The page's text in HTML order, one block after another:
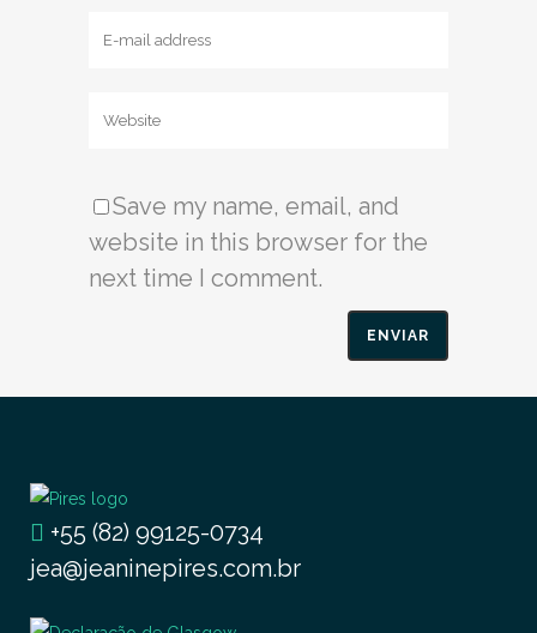
Save my name, email, and
website in this browser for the
next time I comment.
+55 (82) 99125-0734
jea@jeaninepires.com.br